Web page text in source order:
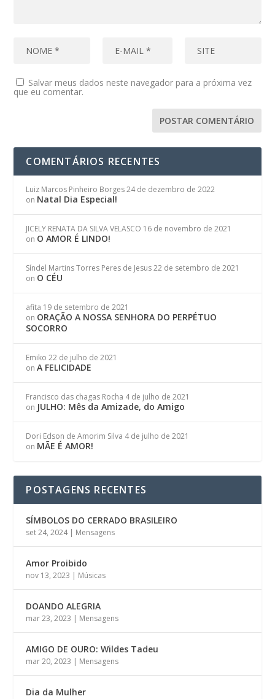
Salvar meus dados neste navegador para a próxima vez
que eu comentar.
COMENTÁRIOS RECENTES
Luiz Marcos Pinheiro Borges 24 de dezembro de 2022
on Natal Dia Especial!
JICELY RENATA DA SILVA VELASCO 16 de novembro de 2021
on O AMOR É LINDO!
Síndel Martins Torres Peres de Jesus 22 de setembro de 2021
on O CÉU
afita 19 de setembro de 2021
on ORAÇÃO A NOSSA SENHORA DO PERPÉTUO
SOCORRO
Emiko 22 de julho de 2021
onA FELICIDADE
Francisco das chagas Rocha 4 de julho de 2021
on JULHO: Mês da Amizade, do Amigo
Dori Edson de Amorim Silva 4 de julho de 2021
on MÃE É AMOR!
POSTAGENS RECENTES
SÍMBOLOS DO CERRADO BRASILEIRO
set 24, 2024| Mensagens
Amor Proibido
nov 13, 2023 | Músicas
DOANDO ALEGRIA
mar 23, 2023 | Mensagens
AMIGO DE OURO: Wildes Tadeu
mar 20, 2023 | Mensagens
Dia da Mulher